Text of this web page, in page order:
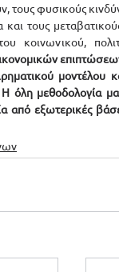
τους φυσικούς
τους
κοινωνικού,
μοντέλου
όλη μεθοδολογία
από εξωτερικές